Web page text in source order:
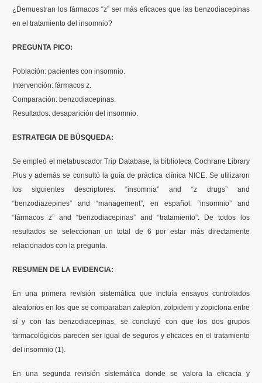
Formación
Boletín
¿Demuestran los fármacos “z” ser más eficaces que las benzodiacepinas
en el tratamiento del insomnio?
PREGUNTA PICO:
Población: pacientes con insomnio.
Intervención: fármacos z.
Comparación: benzodiacepinas.
Resultados: desaparición del insomnio.
ESTRATEGIA DE BÚSQUEDA:
Se empleó el metabuscador Trip Database, la biblioteca Cochrane Library
Plus y además se consultó la guía de práctica clínica NICE. Se utilizaron
los siguientes descriptores: “insomnia” and “z drugs” and
“benzodiazepines” and “management”, en español: “insomnio” and
“fármacos z” and “benzodiacepinas” and “tratamiento”. De todos los
resultados se seleccionan un total de 6 por estar más directamente
relacionados con la pregunta.
RESUMEN DE LA EVIDENCIA:
En una primera revisión sistemática que incluía ensayos controlados
aleatorios en los que se comparaban zaleplon, zolpidem y zopiclona entre
sí y con las benzodiacepinas, se concluyó con que los dos grupos
farmacológicos parecen ser igual de seguros y eficaces en el tratamiento
del insomnio (1).
En una segunda revisión sistemática donde se valora la eficacia y